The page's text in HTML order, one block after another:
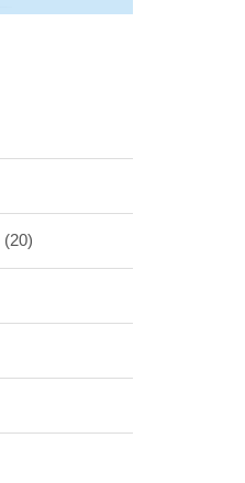
(20)